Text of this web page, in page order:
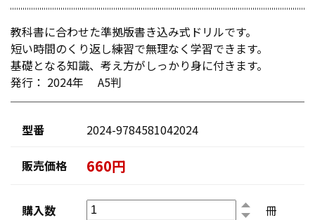
教科書に合わせた準拠版書き込み式ドリルです。
短い時間のくり返し練習で無理なく学習できます。
基礎となる知識、考え方がしっかり身に付きます。
発行： 2024年 A5判
型番 2024-9784581042024
販売価格 660円
購入数 冊